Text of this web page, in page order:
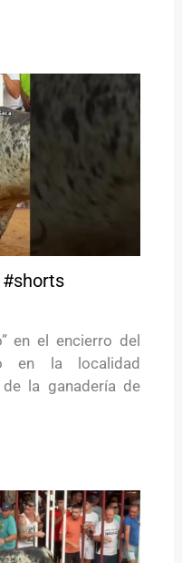
#shorts
en el encierro del
en la localidad
la ganadería de